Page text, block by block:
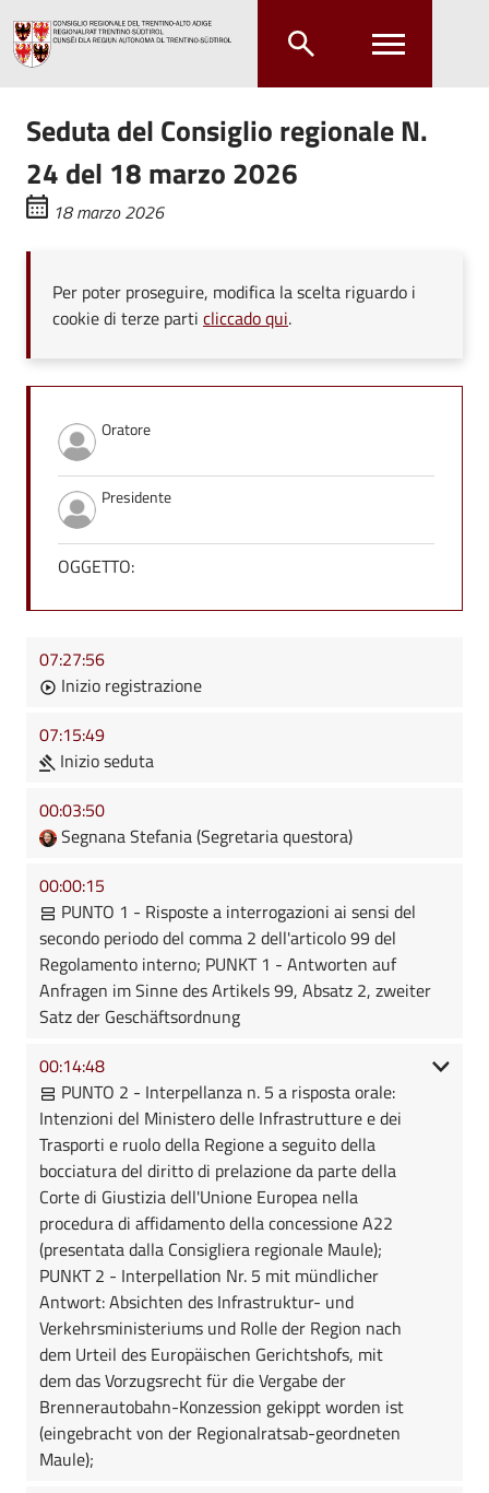
Seduta del Consiglio regionale N.
24 del 18 marzo 2026
18 marzo 2026
Per poter proseguire, modifica la scelta riguardo i
cookie di terze parti cliccado qui.
Oratore
Presidente
OGGETTO:
07:27:56
Inizio registrazione
07:15:49
Inizio seduta
00:03:50
Segnana Stefania (Segretaria questora)
00:00:15
PUNTO 1 - Risposte a interrogazioni ai sensi del
secondo periodo del comma 2 dell'articolo 99 del
Regolamento interno; PUNKT 1 - Antworten auf
Anfragen im Sinne des Artikels 99, Absatz 2, zweiter
Satz der Geschäftsordnung
00:14:48
PUNTO 2 - Interpellanza n. 5 a risposta orale:
Intenzioni del Ministero delle Infrastrutture e dei
Trasporti e ruolo della Regione a seguito della
bocciatura del diritto di prelazione da parte della
Corte di Giustizia dell'Unione Europea nella
procedura di affidamento della concessione A22
(presentata dalla Consigliera regionale Maule);
PUNKT 2 - Interpellation Nr. 5 mit mündlicher
Antwort: Absichten des Infrastruktur- und
Verkehrsministeriums und Rolle der Region nach
dem Urteil des Europäischen Gerichtshofs, mit
dem das Vorzugsrecht für die Vergabe der
Brennerautobahn-Konzession gekippt worden ist
(eingebracht von der Regionalratsab-geordneten
Maule);